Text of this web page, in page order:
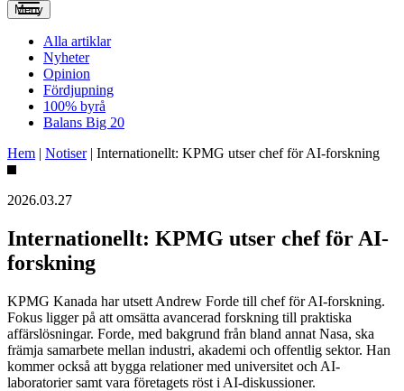
Meny
Alla artiklar
Nyheter
Opinion
Fördjupning
100% byrå
Balans Big 20
Hem | Notiser| Internationellt: KPMG utser chef för AI-forskning
2026.03.27
Internationellt: KPMG utser chef för AI-
forskning
KPMG Kanada har utsett Andrew Forde till chef för AI-forskning.
Fokus ligger på att omsätta avancerad forskning till praktiska
affärslösningar. Forde, med bakgrund från bland annat Nasa, ska
främja samarbete mellan industri, akademi och offentlig sektor. Han
kommer också att bygga relationer med universitet och AI-
laboratorier samt vara företagets röst i AI-diskussioner.